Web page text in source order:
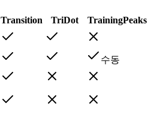
Transition TriDot
TrainingPeaks
수동